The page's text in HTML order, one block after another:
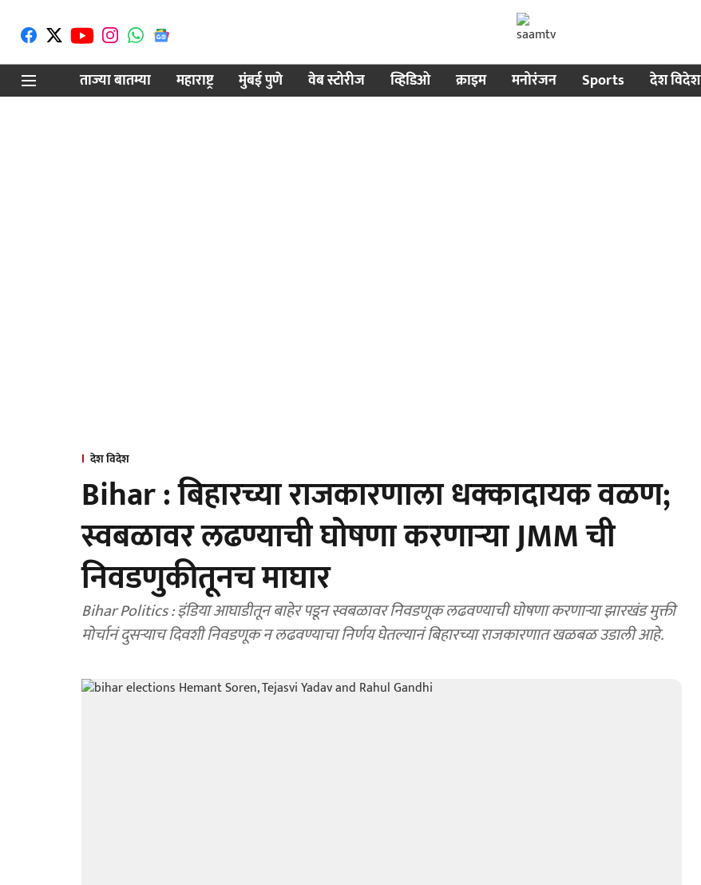
ताज्या बातम्या
महाराष्ट्र मुंबई पुणे वेब स्टोरीज व्हिडिओ क्राइम मनोरंजन Sports देश विदेश
देश विदेश
Bihar : बिहारच्या राजकारणाला धक्कादायक वळण;
स्वबळावर लढण्याची घोषणा करणाऱ्या JMM ची
निवडणुकीतूनच माघार
Bihar Politics : इंडिया आघाडीतून बाहेर पडून स्वबळावर निवडणूक लढवण्याची घोषणा करणाऱ्या झारखंड मुक्ती
मोर्चानं दुसऱ्याच दिवशी निवडणूक न लढवण्याचा निर्णय घेतल्यानं बिहारच्या राजकारणात खळबळ उडाली आहे.